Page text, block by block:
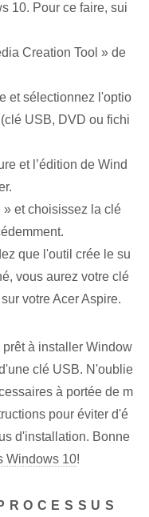
10. Pour ce faire, sui
Creation Tool » de
et sélectionnez l'optio
USB, DVD ou fichi
et l’édition de Wind
» et choisissez la clé
que l'outil crée le su
vous aurez votre clé
votre Acer Aspire.
à installer Window
clé USB. N'oublie
à portée de m
pour éviter d'é
d'installation. Bonne
Windows 10!